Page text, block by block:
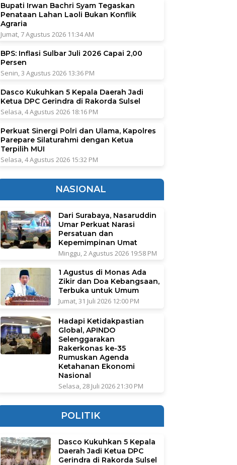
Bupati Irwan Bachri Syam Tegaskan
Penataan Lahan Laoli Bukan Konflik
Agraria
Jumat, 7 Agustus 2026 11:34 AM
BPS: Inflasi Sulbar Juli 2026 Capai 2,00
Persen
Senin, 3 Agustus 2026 13:36 PM
Dasco Kukuhkan 5 Kepala Daerah Jadi
Ketua DPC Gerindra di Rakorda Sulsel
Selasa, 4 Agustus 2026 18:16 PM
Perkuat Sinergi Polri dan Ulama, Kapolres
Parepare Silaturahmi dengan Ketua
Terpilih MUI
Selasa, 4 Agustus 2026 15:32 PM
NASIONAL
Dari Surabaya, Nasaruddin
Umar Perkuat Narasi
Persatuan dan
Kepemimpinan Umat
Minggu, 2 Agustus 2026 19:58 PM
1 Agustus di Monas Ada
Zikir dan Doa Kebangsaan,
Terbuka untuk Umum
Jumat, 31 Juli 2026 12:00 PM
Hadapi Ketidakpastian
Global, APINDO
Selenggarakan
Rakerkonas ke-35
Rumuskan Agenda
Ketahanan Ekonomi
Nasional
Selasa, 28 Juli 2026 21:30 PM
POLITIK
Dasco Kukuhkan 5 Kepala
Daerah Jadi Ketua DPC
Gerindra di Rakorda Sulsel